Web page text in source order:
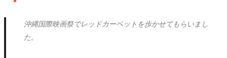
沖縄国際映画祭でレッドカーペットを歩かせてもらいまし
た。